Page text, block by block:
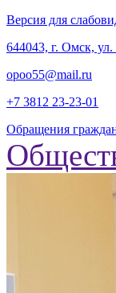
Версия для
‎644043, г. Омск,
opoo55@mail.ru
+7 3812 23-23-01
Обращения